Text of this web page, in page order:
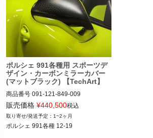
ポルシェ 991各種用 スポーツデ
ザイン・カーボンミラーカバー
(マットブラック) 【TechArt】
商品番号 091-121-849-009
091-121-849-009
12VIVID"091.121.849.009"
販売価格 ¥440,500税込
1~2ヶ月
ポルシェ 991各種 12-19